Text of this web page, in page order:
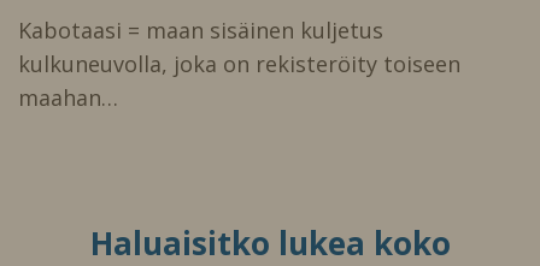
Kabotaasi = maan sisäinen kuljetus
kulkuneuvolla, joka on rekisteröity toiseen
maahan…
Haluaisitko lukea koko